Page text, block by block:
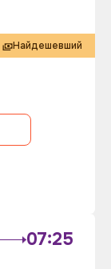
Найдешевший
07:25